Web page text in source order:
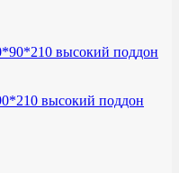
высокий поддон